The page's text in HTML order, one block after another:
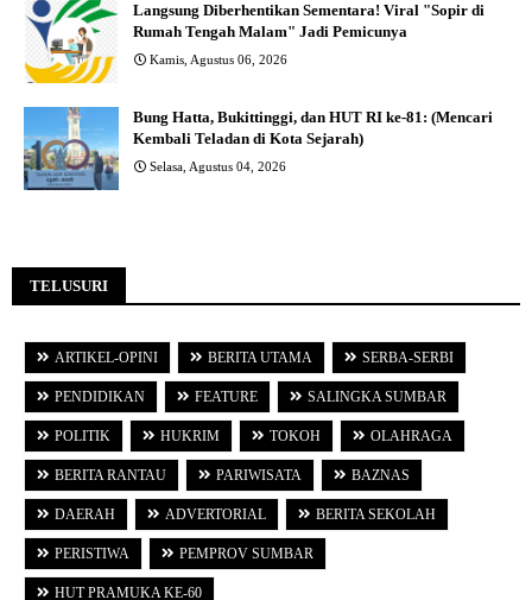
Langsung Diberhentikan Sementara! Viral "Sopir di
Rumah Tengah Malam" Jadi Pemicunya
Kamis, Agustus 06, 2026
Bung Hatta, Bukittinggi, dan HUT RI ke-81: (Mencari
Kembali Teladan di Kota Sejarah)
Selasa, Agustus 04, 2026
TELUSURI
ARTIKEL-OPINI BERITA UTAMA SERBA-SERBI
PENDIDIKAN FEATURE SALINGKA SUMBAR
POLITIK HUKRIM TOKOH OLAHRAGA
BERITA RANTAU PARIWISATA BAZNAS
DAERAH ADVERTORIAL BERITA SEKOLAH
PERISTIWA PEMPROV SUMBAR
HUT PRAMUKA KE-60